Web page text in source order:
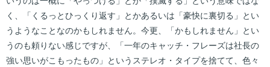
く、「くるっとひっくり返す」とかあるいは「豪快に裏切る」とい
うようなことなのかもしれません。今更、「かもしれません」とい
うのも頼りない感じですが、「一年のキャッチ・フレーズは社長の
強い思いがこもったもの」というステレオ・タイプを捨てて、色々